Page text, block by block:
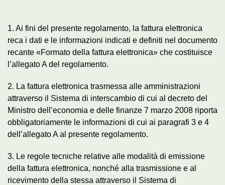
1. Ai fini del presente regolamento, la fattura elettronica
reca i dati e le informazioni indicati e definiti nel documento
recante «Formato della fattura elettronica» che costituisce
l’allegato A del regolamento.
2. La fattura elettronica trasmessa alle amministrazioni
attraverso il Sistema di interscambio di cui al decreto del
Ministro dell’economia e delle finanze 7 marzo 2008 riporta
obbligatoriamente le informazioni di cui ai paragrafi 3 e 4
dell’allegato A al presente regolamento.
3. Le regole tecniche relative alle modalità di emissione
della fattura elettronica, nonché alla trasmissione e al
ricevimento della stessa attraverso il Sistema di